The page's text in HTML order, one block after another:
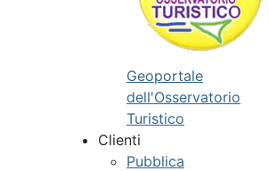
Geoportale
dell'Osservatorio
Turistico
Clienti
Pubblica